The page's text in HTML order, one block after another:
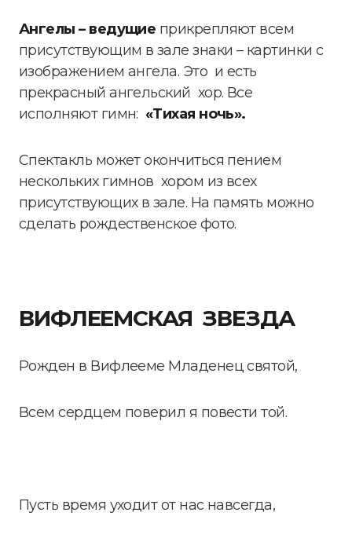
Ангелы – ведущие прикрепляют всем
присутствующим в зале знаки – картинки с
изображением ангела. Это и есть
прекрасный ангельский хор. Все
исполняют гимн: «Тихая ночь».
Спектакль может окончиться пением
нескольких гимнов хором из всех
присутствующих в зале. На память можно
сделать рождественское фото.
ВИФЛЕЕМСКАЯ ЗВЕЗДА
Рожден в Вифлееме Младенец святой,
Всем сердцем поверил я повести той.
Пусть время уходит от нас навсегда,